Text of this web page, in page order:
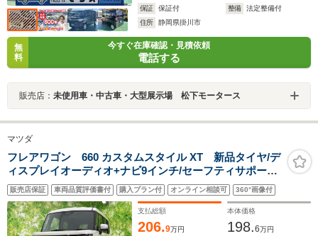
保証
保証付 整備
法定整備付
住所
静岡県掛川市
無
料
今すぐ在庫確認・見積依頼
電話する
販売店： 未使用車・中古車・大型展示場 松下モータース
マツダ
フレアワゴン 660 カスタムスタイル XT 新品タイヤ/デ
ィスプレイオーディオ+ナビ9インチ/セーフティサポート
(スズキ)/両側電動スライドドア/シートヒーター 前席/全方
位モニター/車線逸脱防止支援システム
販売店保証 車両品質評価書付 購入プラン付 オンライン相談可 360°画像付
支払総額
206.9万円
本体価格
198.6万円